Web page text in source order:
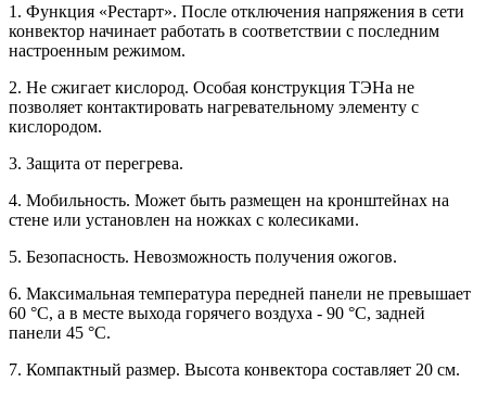
1. Функция «Рестарт». После отключения напряжения в сети
конвектор начинает работать в соответствии с последним
настроенным режимом.
2. Не сжигает кислород. Особая конструкция ТЭНа не
позволяет контактировать нагревательному элементу с
кислородом.
3. Защита от перегрева.
4. Мобильность. Может быть размещен на кронштейнах на
стене или установлен на ножках с колесиками.
5. Безопасность. Невозможность получения ожогов.
6. Максимальная температура передней панели не превышает
60 °C, а в месте выхода горячего воздуха - 90 °C, задней
панели 45 °C.
7. Компактный размер. Высота конвектора составляет 20 см.